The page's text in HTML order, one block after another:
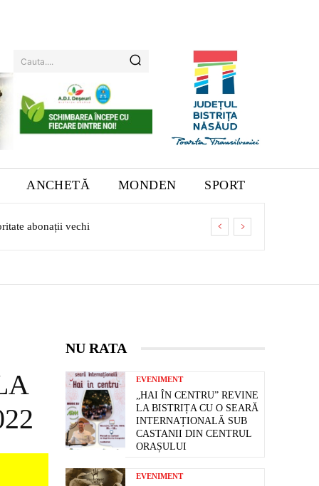
Cauta....
ANCHETĂ MONDEN SPORT
NU RATA
EVENIMENT
„HAI ÎN CENTRU” REVINE
LA BISTRIȚA CU O SEARĂ
INTERNAȚIONALĂ SUB
CASTANII DIN CENTRUL
ORAȘULUI
EVENIMENT